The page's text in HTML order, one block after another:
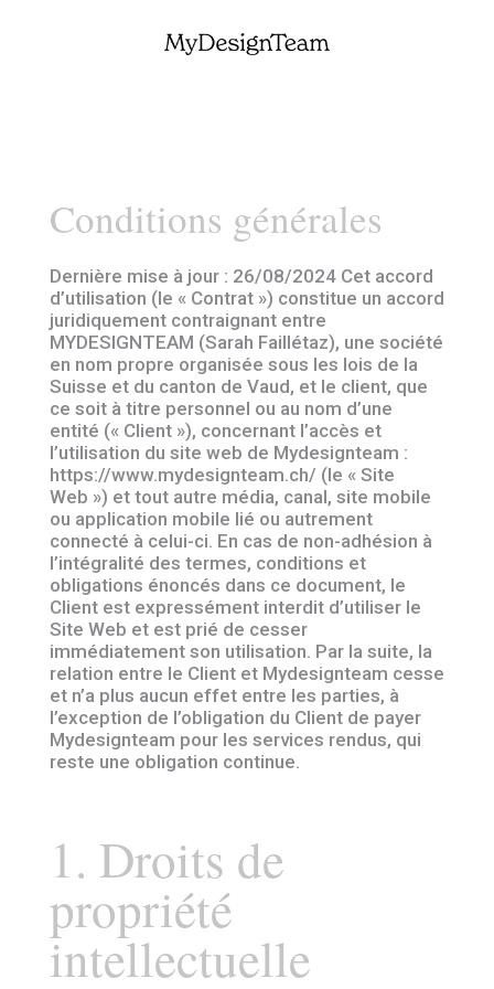
Conditions générales
Dernière mise à jour : 26/08/2024 Cet accord
d’utilisation (le « Contrat ») constitue un accord
juridiquement contraignant entre
MYDESIGNTEAM (Sarah Faillétaz), une société
en nom propre organisée sous les lois de la
Suisse et du canton de Vaud, et le client, que
ce soit à titre personnel ou au nom d’une
entité (« Client »), concernant l’accès et
l’utilisation du site web de Mydesignteam :
https://www.mydesignteam.ch/ (le « Site
Web ») et tout autre média, canal, site mobile
ou application mobile lié ou autrement
connecté à celui-ci. En cas de non-adhésion à
l’intégralité des termes, conditions et
obligations énoncés dans ce document, le
Client est expressément interdit d’utiliser le
Site Web et est prié de cesser
immédiatement son utilisation. Par la suite, la
relation entre le Client et Mydesignteam cesse
et n’a plus aucun effet entre les parties, à
l’exception de l’obligation du Client de payer
Mydesignteam pour les services rendus, qui
reste une obligation continue.
1. Droits de
propriété
intellectuelle